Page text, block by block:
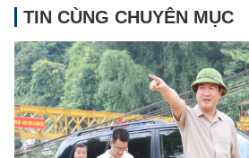
TIN CÙNG CHUYÊN MỤC